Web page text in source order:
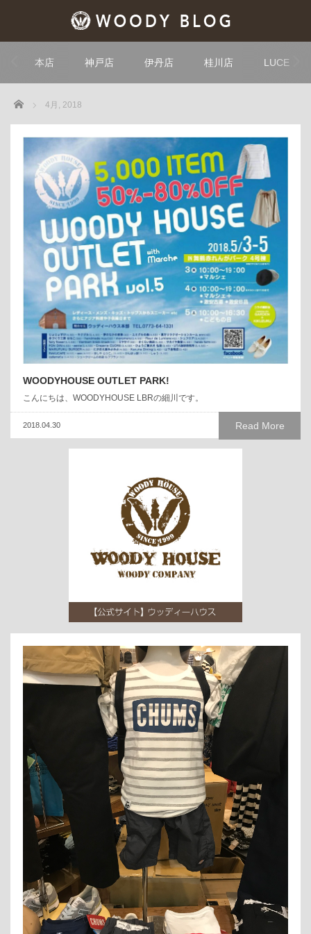
本店 神戸店 伊丹店 桂川店 LUCE
Home 4月, 2018
WOODYHOUSE OUTLET PARK!
こんにちは、WOODYHOUSE LBRの細川です。
Read More
2018.04.30